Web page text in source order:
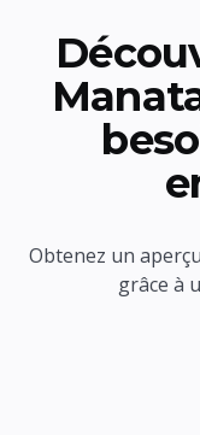
Obtenez un
grâce à